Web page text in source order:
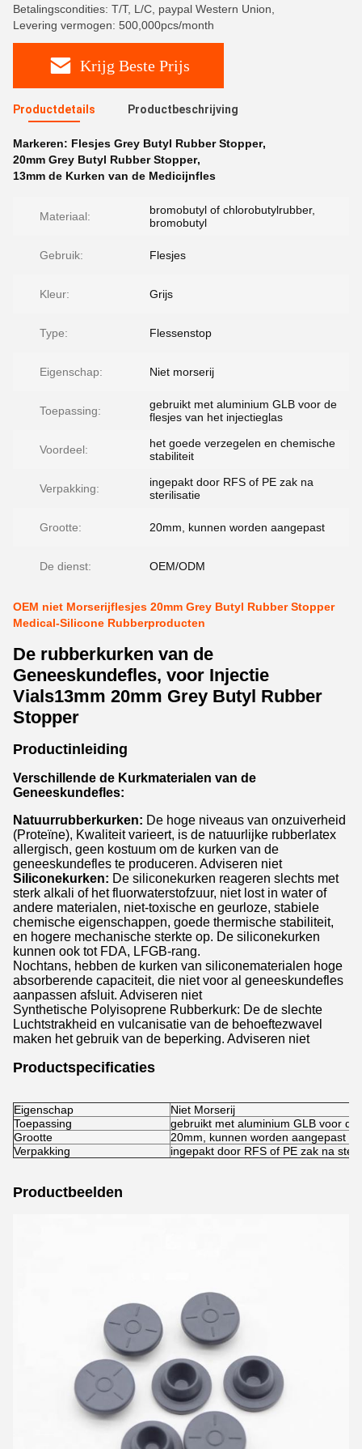
Betalingscondities: T/T, L/C, paypal Western Union,
Levering vermogen: 500,000pcs/month
Krijg Beste Prijs
Productdetails Productbeschrijving
Markeren: Flesjes Grey Butyl Rubber Stopper,
20mm Grey Butyl Rubber Stopper,
13mm de Kurken van de Medicijnfles
Materiaal:
bromobutyl of chlorobutylrubber,
bromobutyl
Gebruik: Flesjes
Kleur: Grijs
Type: Flessenstop
Eigenschap: Niet morserij
Toepassing:
gebruikt met aluminium GLB voor de
flesjes van het injectieglas
Voordeel:
het goede verzegelen en chemische
stabiliteit
Verpakking:
ingepakt door RFS of PE zak na
sterilisatie
Grootte: 20mm, kunnen worden aangepast
De dienst: OEM/ODM
OEM niet Morserijflesjes 20mm Grey Butyl Rubber Stopper
Medical-Silicone Rubberproducten
De rubberkurken van de
Geneeskundefles, voor Injectie
Vials13mm 20mm Grey Butyl Rubber
Stopper
Productinleiding
Verschillende de Kurkmaterialen van de
Geneeskundefles:
Natuurrubberkurken: De hoge niveaus van onzuiverheid
(Proteïne), Kwaliteit varieert, is de natuurlijke rubberlatex
allergisch, geen kostuum om de kurken van de
geneeskundefles te produceren. Adviseren niet
Siliconekurken: De siliconekurken reageren slechts met
sterk alkali of het fluorwaterstofzuur, niet lost in water of
andere materialen, niet-toxische en geurloze, stabiele
chemische eigenschappen, goede thermische stabiliteit,
en hogere mechanische sterkte op. De siliconekurken
kunnen ook tot FDA, LFGB-rang.
Nochtans, hebben de kurken van siliconematerialen hoge
absorberende capaciteit, die niet voor al geneeskundefles
aanpassen afsluit. Adviseren niet
Synthetische Polyisoprene Rubberkurk: De de slechte
Luchtstrakheid en vulcanisatie van de behoeftezwavel
maken het gebruik van de beperking. Adviseren niet
Productspecificaties
Eigenschap
Niet Morserij
Toepassing
gebruikt met aluminium GLB voor
Grootte
20mm, kunnen worden aangepast
Verpakking
ingepakt door RFS of PE zak na
Productbeelden